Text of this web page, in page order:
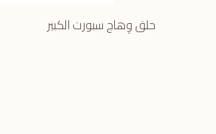
حلق وِهاج سبورت الكبير